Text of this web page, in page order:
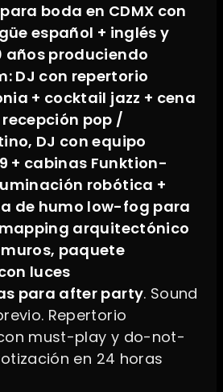
boda en CDMX con
español + inglés y
años produciendo
DJ con repertorio
+ cocktail jazz + cena
pop /
DJ con equipo
+ cabinas Funktion-
robótica +
de humo low-fog para
arquitectónico
paquete
luces
para after party. Sound
Repertorio
must-play y do-not-
en 24 horas